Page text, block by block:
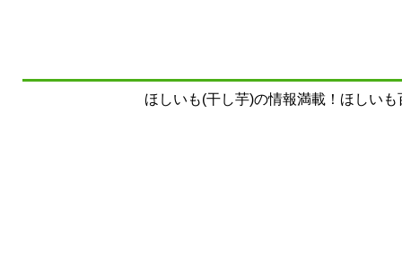
ほしいも(干し芋)の情報満載！ほしい